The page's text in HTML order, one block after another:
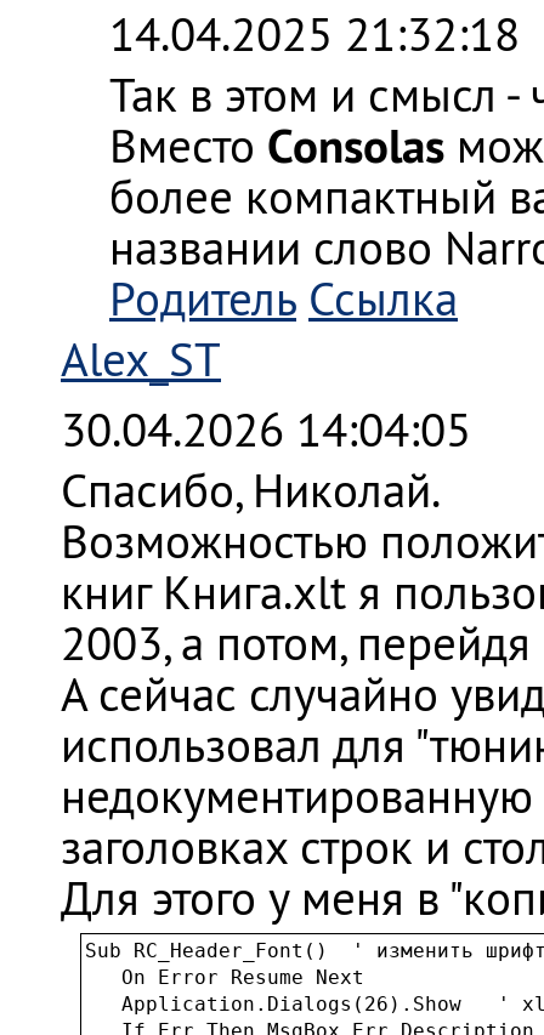
14.04.2025 21:32:18
Так в этом и смысл -
Вместо Consolas
более компактный
названии слово
Родитель Ссылка
Alex_ST
30.04.2026 14:04:05
Спасибо, Николай.
Возможностью
книг Книга.xlt я
2003, а потом,
А сейчас случайно
использовал для
заголовках строк и
Для этого у меня в
Sub RC_Header_Font()  ' изменить
On Error Resume Next
Application.Dialogs(26).Show   '